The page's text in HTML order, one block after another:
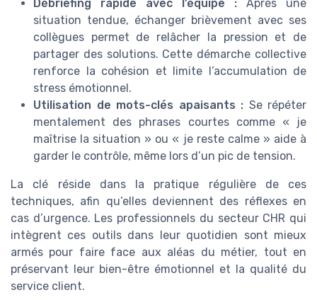
Débriefing rapide avec l’équipe : Après une
situation tendue, échanger brièvement avec ses
collègues permet de relâcher la pression et de
partager des solutions. Cette démarche collective
renforce la cohésion et limite l’accumulation de
stress émotionnel.
Utilisation de mots-clés apaisants : Se répéter
mentalement des phrases courtes comme « je
maîtrise la situation » ou « je reste calme » aide à
garder le contrôle, même lors d’un pic de tension.
La clé réside dans la pratique régulière de ces
techniques, afin qu’elles deviennent des réflexes en
cas d’urgence. Les professionnels du secteur CHR qui
intègrent ces outils dans leur quotidien sont mieux
armés pour faire face aux aléas du métier, tout en
préservant leur bien-être émotionnel et la qualité du
service client.